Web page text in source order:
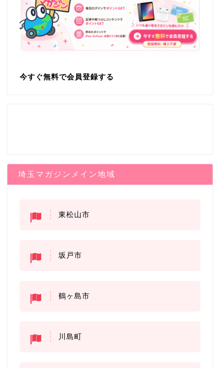
今すぐ無料で会員登録する
埼玉マガジンメイン地域
東松山市
坂戸市
鶴ヶ島市
川島町